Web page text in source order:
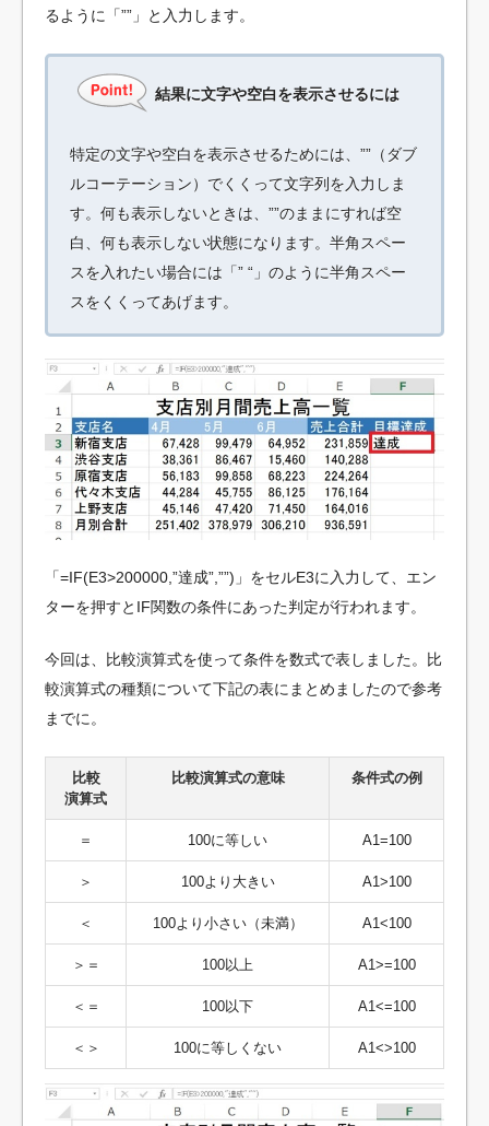
るように「””」と入力します。
結果に文字や空白を表示させるには
特定の文字や空白を表示させるためには、””（ダブ
ルコーテーション）でくくって文字列を入力しま
す。何も表示しないときは、””のままにすれば空
白、何も表示しない状態になります。半角スペー
スを入れたい場合には「” “」のように半角スペー
スをくくってあげます。
「=IF(E3>200000,”達成”,””)」をセルE3に入力して、エン
ターを押すとIF関数の条件にあった判定が行われます。
今回は、比較演算式を使って条件を数式で表しました。比
較演算式の種類について下記の表にまとめましたので参考
までに。
比較
演算式
比較演算式の意味 条件式の例
＝ 100に等しい A1=100
＞ 100より大きい A1>100
＜ 100より小さい（未満） A1<100
＞＝ 100以上 A1>=100
＜＝ 100以下 A1<=100
＜＞ 100に等しくない A1<>100